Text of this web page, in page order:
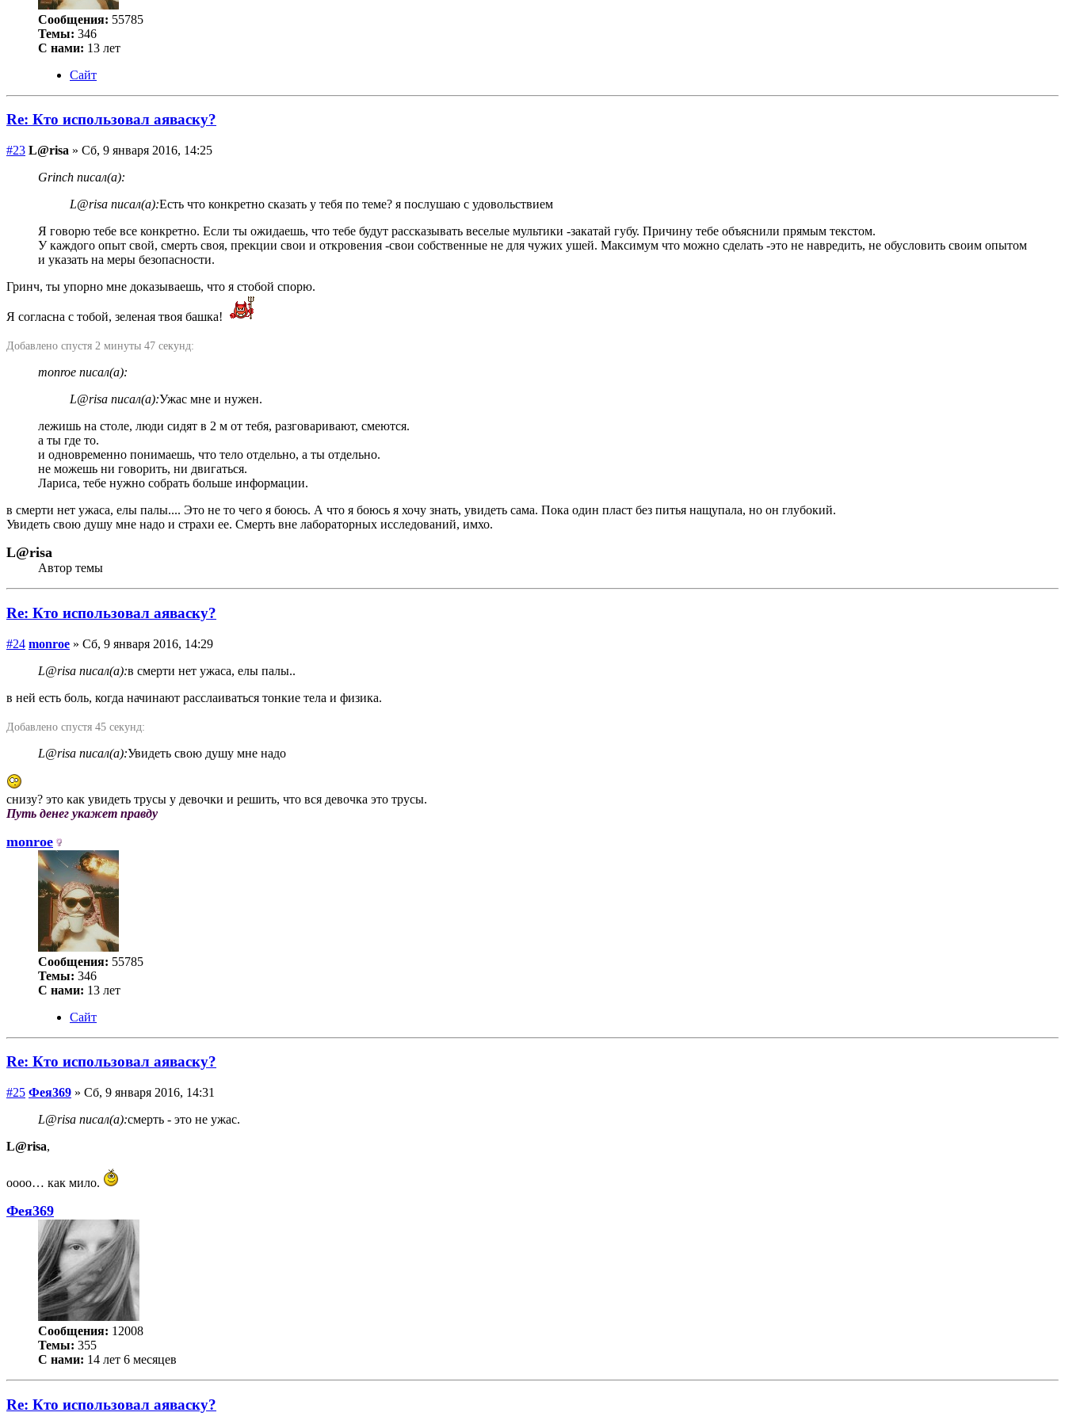
Сообщения: 55785
Темы: 346
С нами: 13 лет
Сайт
Re: Кто использовал аяваску?
#23 L@risa » Сб, 9 января 2016, 14:25
Grinch писал(а):
L@risa писал(а):Есть что конкретно сказать у тебя по теме? я послушаю с удовольствием
Я говорю тебе все конкретно. Если ты ожидаешь, что тебе будут рассказывать веселые мультики -закатай губу. Причину тебе объяснили прямым текстом.
У каждого опыт свой, смерть своя, прекции свои и откровения -свои собственные не для чужих ушей. Максимум что можно сделать -это не навредить, не обусловить своим опытом
и указать на меры безопасности.
Гринч, ты упорно мне доказываешь, что я стобой спорю.
Я согласна с тобой, зеленая твоя башка!
Добавлено спустя 2 минуты 47 секунд:
monroe писал(а):
L@risa писал(а):Ужас мне и нужен.
лежишь на столе, люди сидят в 2 м от тебя, разговаривают, смеются.
а ты где то.
и одновременно понимаешь, что тело отдельно, а ты отдельно.
не можешь ни говорить, ни двигаться.
Лариса, тебе нужно собрать больше информации.
в смерти нет ужаса, елы палы.... Это не то чего я боюсь. А что я боюсь я хочу знать, увидеть сама. Пока один пласт без питья нащупала, но он глубокий.
Увидеть свою душу мне надо и страхи ее. Смерть вне лабораторных исследований, имхо.
L@risa
Автор темы
Re: Кто использовал аяваску?
#24 monroe » Сб, 9 января 2016, 14:29
L@risa писал(а):в смерти нет ужаса, елы палы..
в ней есть боль, когда начинают расслаиваться тонкие тела и физика.
Добавлено спустя 45 секунд:
L@risa писал(а):Увидеть свою душу мне надо
снизу? это как увидеть трусы у девочки и решить, что вся девочка это трусы.
Путь денег укажет правду
monroe
Сообщения: 55785
Темы: 346
С нами: 13 лет
Сайт
Re: Кто использовал аяваску?
#25 Фея369 » Сб, 9 января 2016, 14:31
L@risa писал(а):смерть - это не ужас.
L@risa,
оооо… как мило.
Фея369
Сообщения: 12008
Темы: 355
С нами: 14 лет 6 месяцев
Re: Кто использовал аяваску?